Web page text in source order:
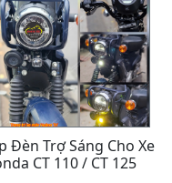
Đèn Trợ Sáng Cho Xe
CT 110 / CT 125